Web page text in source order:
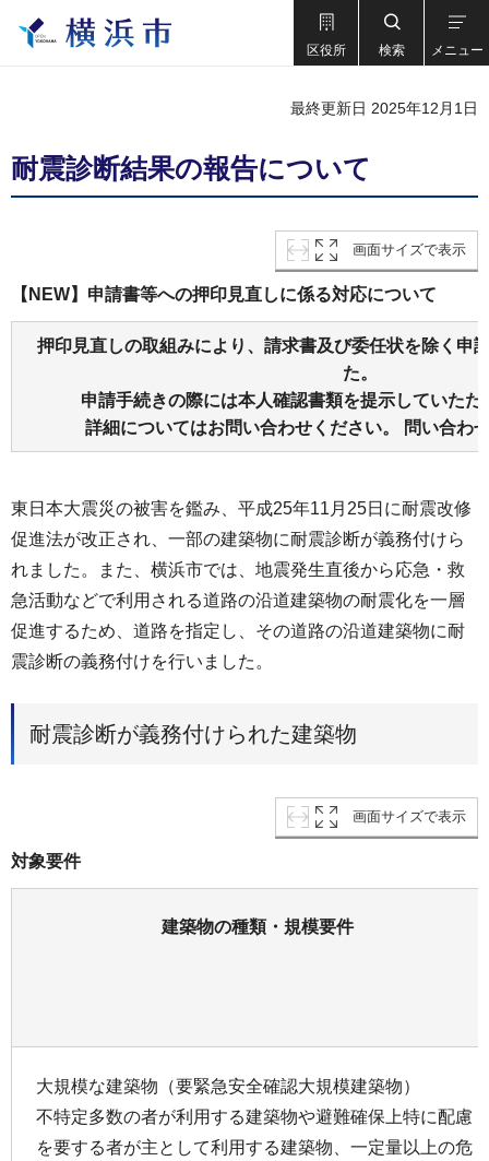
区役所 検索 メニュー
最終更新日 2025年12月1日
耐震診断結果の報告について
画面サイズで表示
【NEW】申請書等への押印見直しに係る対応について
押印見直しの取組みにより、請求書及び委任状を除く申
た。
申請手続きの際には本人確認書類を提示していた
詳細についてはお問い合わせください。 問い合わ
東日本大震災の被害を鑑み、平成25年11月25日に耐震改修
促進法が改正され、一部の建築物に耐震診断が義務付けら
れました。また、横浜市では、地震発生直後から応急・救
急活動などで利用される道路の沿道建築物の耐震化を一層
促進するため、道路を指定し、その道路の沿道建築物に耐
震診断の義務付けを行いました。
耐震診断が義務付けられた建築物
画面サイズで表示
対象要件
建築物の種類・規模要件
大規模な建築物（要緊急安全確認大規模建築物）
不特定多数の者が利用する建築物や避難確保上特に配慮
を要する者が主として利用する建築物、一定量以上の危